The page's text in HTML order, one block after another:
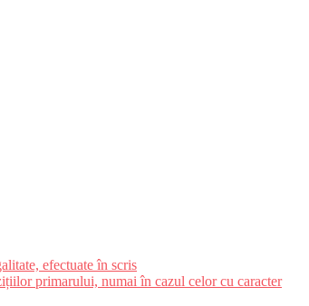
efectuate în scris
primarului, numai în cazul celor cu caracter